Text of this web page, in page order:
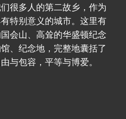
很多人的第二故乡，作为
特别意义的城市。这里有
会山、高耸的华盛顿纪念
、纪念地，完整地囊括了
与包容，平等与博爱。